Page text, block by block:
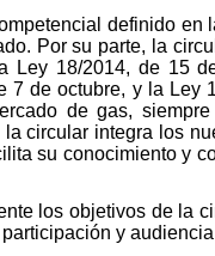
definido en
Por su parte, la
18/2014, de 15
de octubre, y la Ley
de gas,
circular integra los
su conocimiento y
los objetivos de la
y